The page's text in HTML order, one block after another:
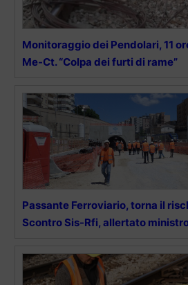
Monitoraggio dei Pendolari, 11
Me-Ct. “Colpa dei furti di rame”
Passante Ferroviario, torna il
Scontro Sis-Rfi, allertato